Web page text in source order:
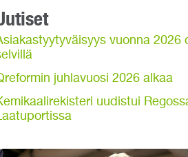
vuonna 2026
juhlavuosi 2026 alkaa
uudistui